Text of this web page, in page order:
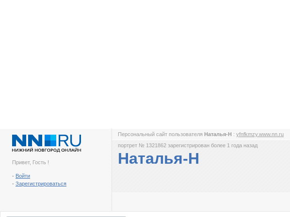
Привет, Гость !
- Войти
- Зарегистрироваться
Персональный сайт пользователя Наталья-Н : yfnfkmzy.www.nn.ru
портрет № 1321862 зарегистрирован более 1 года назад
Наталья-Н